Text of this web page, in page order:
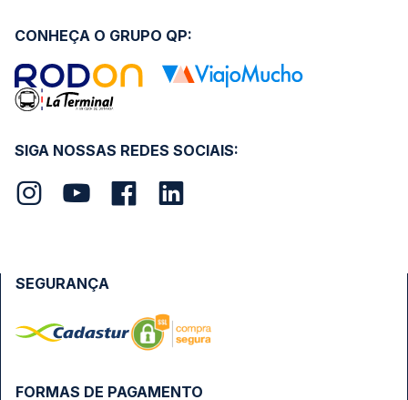
SIGA NOSSAS REDES SOCIAIS:
CONHEÇA O GRUPO QP:
FORMAS DE PAGAMENTO
SEGURANÇA